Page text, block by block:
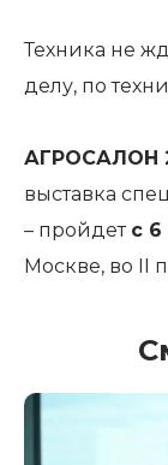
Техника не
делу, по
АГРОСАЛОН
выставка
– пройдет с 6
Москве, во II